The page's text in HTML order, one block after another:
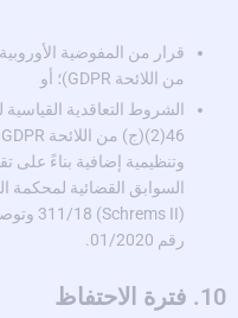
من اللائحة GDPR)؛ أو
رقم 01/2020.
10. فترة الاحتفاظ